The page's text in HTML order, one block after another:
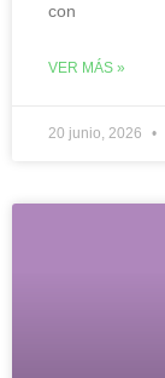
con
VER MÁS »
20 junio, 2026